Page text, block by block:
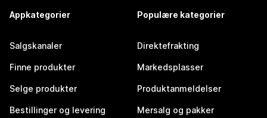
Appkategorier
Salgskanaler
Finne produkter
Selge produkter
Bestillinger og levering
Populære kategorier
Direktefrakting
Markedsplasser
Produktanmeldelser
Mersalg og pakker